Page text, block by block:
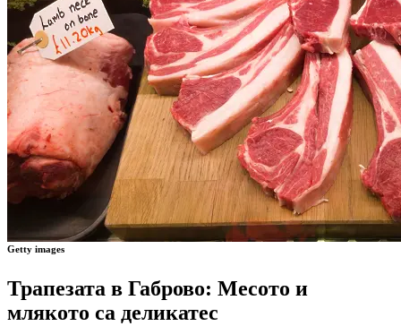
Getty images
Трапезата в Габрово: Месото и
млякото са деликатес